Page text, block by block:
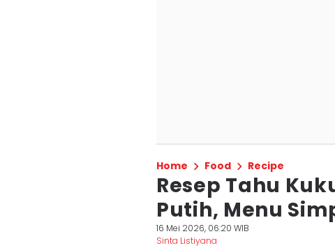
Home Food Recipe
Resep Tahu
Putih, Menu
16 Mei 2026, 06:20 WIB
Sinta Listiyana